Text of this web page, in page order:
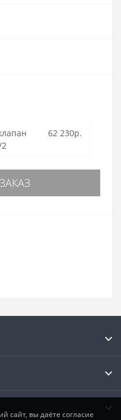
2
62 230р.
сайт, вы даёте согласие